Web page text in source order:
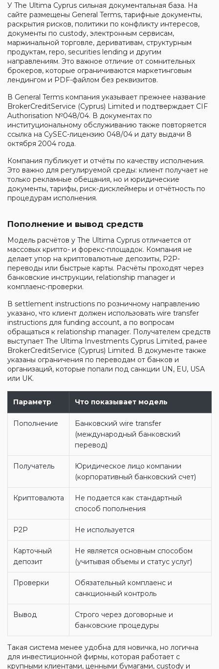
У The Ultima Cyprus сильная документальная база. На
сайте размещены General Terms, тарифные документы,
раскрытия рисков, политики по конфликту интересов,
документы по custody, электронным сервисам,
маржинальной торговле, деривативам, структурным
продуктам, repo, securities lending и другим
направлениям. Это важное отличие от сомнительных
брокеров, которые ограничиваются маркетинговым
лендингом и PDF-файлом без реквизитов.
В General Terms компания указывает прежнее название
BrokerCreditService (Cyprus) Limited и подтверждает CIF
Authorisation №048/04. В документах по
институциональному обслуживанию также повторяется
ссылка на CySEC-лицензию 048/04 и дату выдачи 8
октября 2004 года.
Компания публикует и отчёты по качеству исполнения.
Это важно для регулируемой среды: клиент получает не
только рекламные обещания, но и юридические
документы, тарифы, риск-дисклеймеры и отчётность по
процедурам исполнения.
Пополнение и вывод средств
Модель расчётов у The Ultima Cyprus отличается от
массовых крипто- и форекс-площадок. Компания не
делает упор на криптовалютные депозиты, P2P-
переводы или быстрые карты. Расчёты проходят через
банковские инструкции, relationship manager и
комплаенс-проверки.
В settlement instructions по розничному направлению
указано, что клиент должен использовать wire transfer
instructions для funding account, а по вопросам
обращаться к relationship manager. Получателем средств
выступает The Ultima Investments Cyprus Limited, ранее
BrokerCreditService (Cyprus) Limited. В документе также
указаны ограничения по переводам от банков и
организаций, которые попали под санкции UN, EU, USA
или UK.
Параметр Что показывает модель
Пополнение
Банковский wire transfer
(международный банковский
перевод)
Получатель
Юридическое лицо компании
(корпоративный банковский счет)
Криптовалюта
Не подается как стандартный
способ пополнения
P2P Не используется
Карточный
депозит
Не является основным способом
(учитывая объемы и статус услуг)
Проверки
Обязательный комплаенс и
санкционный контроль
Вывод
Строго через договорные и
банковские процедуры
Такая система менее удобна для новичка, но логична
для инвестиционной фирмы, которая работает с
крупными клиентами, ценными бумагами, custody и